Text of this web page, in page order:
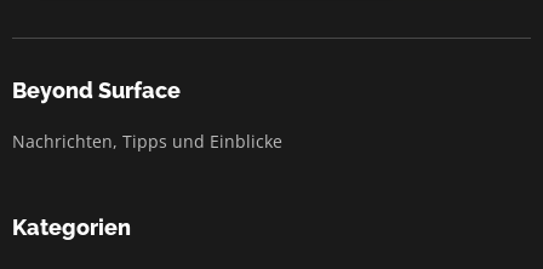
Beyond Surface
Nachrichten, Tipps und Einblicke
Kategorien